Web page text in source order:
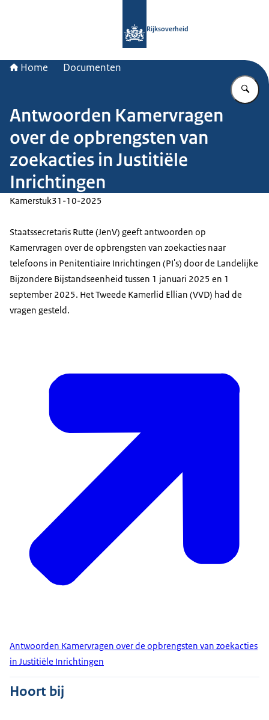
Rijksoverheid
Home Documenten
Antwoorden Kamervragen
over de opbrengsten van
zoekacties in Justitiële
Inrichtingen
Kamerstuk31-10-2025
Staatssecretaris Rutte (JenV) geeft antwoorden op
Kamervragen over de opbrengsten van zoekacties naar
telefoons in Penitentiaire Inrichtingen (PI's) door de Landelijke
Bijzondere Bijstandseenheid tussen 1 januari 2025 en 1
september 2025. Het Tweede Kamerlid Ellian (VVD) had de
vragen gesteld.
Antwoorden Kamervragen over de opbrengsten van zoekacties
in Justitiële Inrichtingen
Hoort bij